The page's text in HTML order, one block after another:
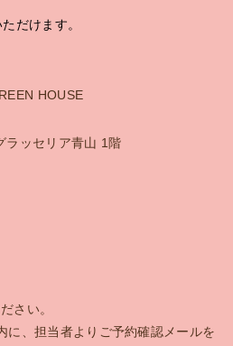
だけます。
HOUSE
ラッセリア青山 1階
さい。
に、担当者よりご予約確認メールを